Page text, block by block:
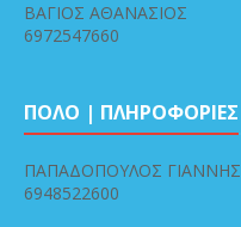
ΒΑΓΙΟΣ ΑΘΑΝΑΣΙΟΣ
6972547660
ΠΟΛΟ | ΠΛΗΡΟΦΟΡΙΕΣ
ΠΑΠΑΔΟΠΟΥΛΟΣ ΓΙΑΝΝΗΣ
6948522600